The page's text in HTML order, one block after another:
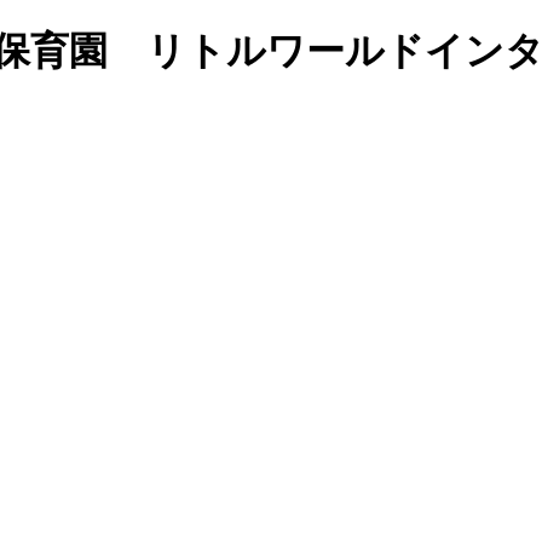
育園 リトルワールドイン